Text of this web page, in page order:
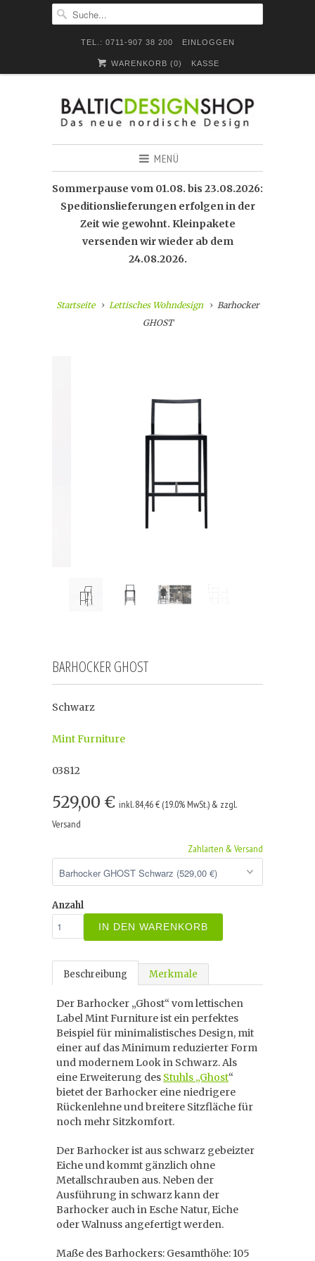
TEL.: 0711-907 38 200 EINLOGGEN
WARENKORB (0) KASSE
MENÜ
Sommerpause vom 01.08. bis 23.08.2026:
Speditionslieferungen erfolgen in der
Zeit wie gewohnt. Kleinpakete
versenden wir wieder ab dem
24.08.2026.
Startseite Lettisches Wohndesign
Barhocker
GHOST
BARHOCKER GHOST
Schwarz
Mint Furniture
03812
529,00 € inkl. 84,46 € (19.0% MwSt.) & zzgl.
Versand
Zahlarten & Versand
Anzahl
IN DEN WARENKORB
Beschreibung Merkmale
Der Barhocker „Ghost“ vom lettischen
Label Mint Furniture ist ein perfektes
Beispiel für minimalistisches Design, mit
einer auf das Minimum reduzierter Form
und modernem Look in Schwarz. Als
eine Erweiterung des Stuhls „Ghost“
bietet der Barhocker eine niedrigere
Rückenlehne und breitere Sitzfläche für
noch mehr Sitzkomfort.
Der Barhocker ist aus schwarz gebeizter
Eiche und kommt gänzlich ohne
Metallschrauben aus. Neben der
Ausführung in schwarz kann der
Barhocker auch in Esche Natur, Eiche
oder Walnuss angefertigt werden.
Maße des Barhockers: Gesamthöhe: 105